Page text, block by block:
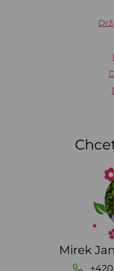
Mirek